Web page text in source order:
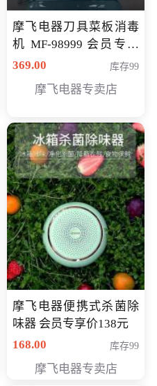
摩飞电器刀具菜板消毒
机 MF-98999 会员专享
价286元
369.00 库存99
摩飞电器专卖店
摩飞电器便携式杀菌除
味器 会员专享价138元
168.00
库存99
摩飞电器专卖店